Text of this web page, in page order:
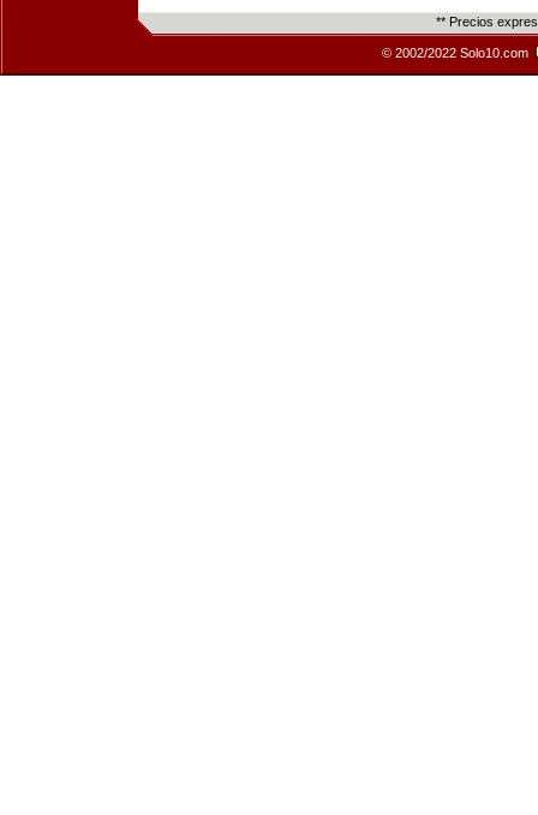
** Precios
© 2002/2022 Solo10.com